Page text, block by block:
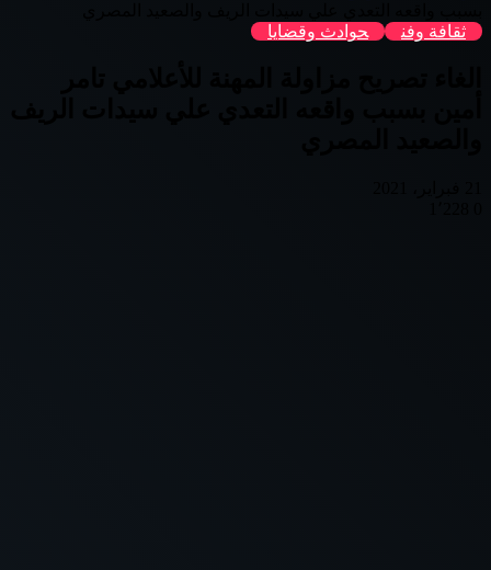
ثقافة وفن
حوادث وقضايا